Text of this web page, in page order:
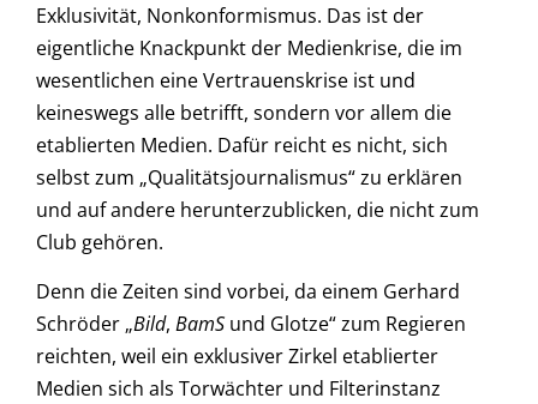
Exklusivität, Nonkonformismus. Das ist der
eigentliche Knackpunkt der Medienkrise, die im
wesentlichen eine Vertrauenskrise ist und
keineswegs alle betrifft, sondern vor allem die
etablierten Medien. Dafür reicht es nicht, sich
selbst zum „Qualitätsjournalismus“ zu erklären
und auf andere herunterzublicken, die nicht zum
Club gehören.
Denn die Zeiten sind vorbei, da einem Gerhard
Schröder „Bild, BamS und Glotze“ zum Regieren
reichten, weil ein exklusiver Zirkel etablierter
Medien sich als Torwächter und Filterinstanz